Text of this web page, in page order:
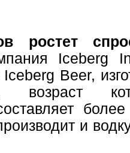
ростет
Iceberg
Beer,
возраст
и